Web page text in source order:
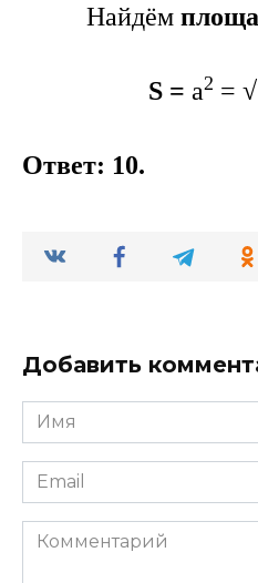
Найдём
S = a2 =
Ответ: 10.
Добавить
Имя
*
Email
*
Комментарий